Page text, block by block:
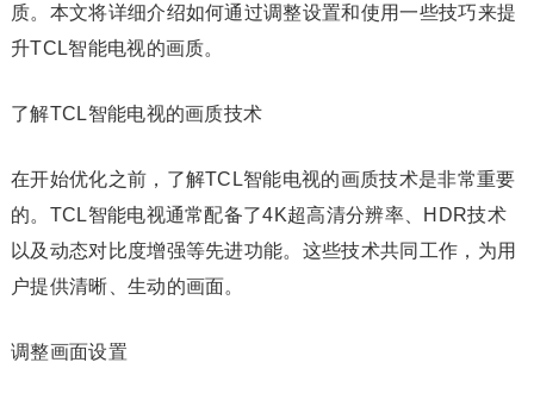
质。本文将详细介绍如何通过调整设置和使用一些技巧来提
升TCL智能电视的画质。
了解TCL智能电视的画质技术
在开始优化之前，了解TCL智能电视的画质技术是非常重要
的。TCL智能电视通常配备了4K超高清分辨率、HDR技术
以及动态对比度增强等先进功能。这些技术共同工作，为用
户提供清晰、生动的画面。
调整画面设置